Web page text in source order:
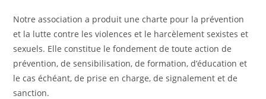
Notre association a produit une charte pour la prévention
et la lutte contre les violences et le harcèlement sexistes et
sexuels. Elle constitue le fondement de toute action de
prévention, de sensibilisation, de formation, d’éducation et
le cas échéant, de prise en charge, de signalement et de
sanction.